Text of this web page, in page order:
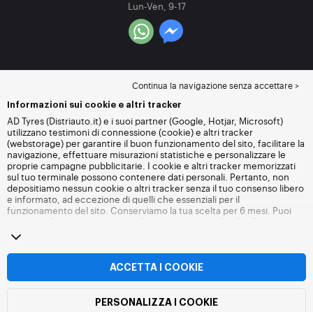
Lun-Ven, 9-17
Continua la navigazione senza accettare >
Informazioni sui cookie e altri tracker
AD Tyres (Distriauto.it) e i suoi partner (Google, Hotjar, Microsoft)
utilizzano testimoni di connessione (cookie) e altri tracker
(webstorage) per garantire il buon funzionamento del sito, facilitare la
navigazione, effettuare misurazioni statistiche e personalizzare le
proprie campagne pubblicitarie. I cookie e altri tracker memorizzati
sul tuo terminale possono contenere dati personali. Pertanto, non
depositiamo nessun cookie o altri tracker senza il tuo consenso libero
e informato, ad eccezione di quelli che essenziali per il
funzionamento del sito. Conserviamo la tua scelta per 6 mesi. Puoi
revocare il tuo consenso in qualsiasi momento andando alla
dei cookie e altri tracker
senza accettare il deposito di cookie o altri tracker. Il rifiuto non
impedisce l'accesso ai servizi Distriauto.it. Per maggiori informazioni,
altri tracker .
ACCETTA I COOKIE
PERSONALIZZA I COOKIE